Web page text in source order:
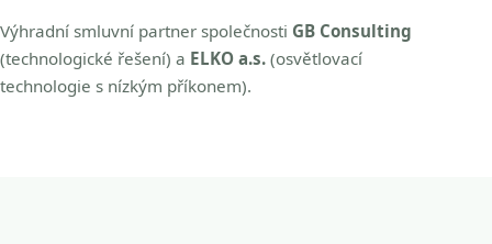
Výhradní smluvní partner společnosti GB Consulting
(technologické řešení) a ELKO a.s. (osvětlovací
technologie s nízkým příkonem).